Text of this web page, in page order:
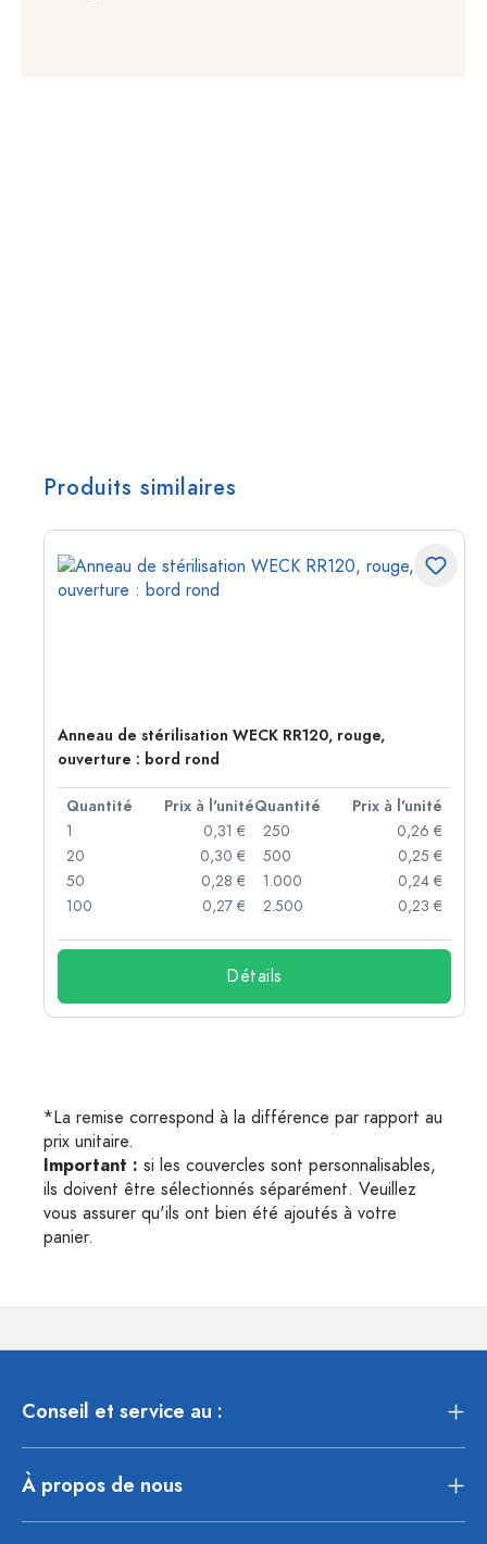
Produits similaires
Anneau de stérilisation WECK RR120, rouge,
ouverture : bord rond
Quantité Prix à l'unitéQuantité
Prix à l'unité
1
0,31 €
20
0,30 €
50
0,28 €
100
0,27 €
250
0,26 €
500
0,25 €
1.000
0,24 €
2.500
0,23 €
Détails
*La remise correspond à la différence par rapport au
prix unitaire.
Important : si les couvercles sont personnalisables,
ils doivent être sélectionnés séparément. Veuillez
vous assurer qu'ils ont bien été ajoutés à votre
panier.
Conseil et service au :
À propos de nous